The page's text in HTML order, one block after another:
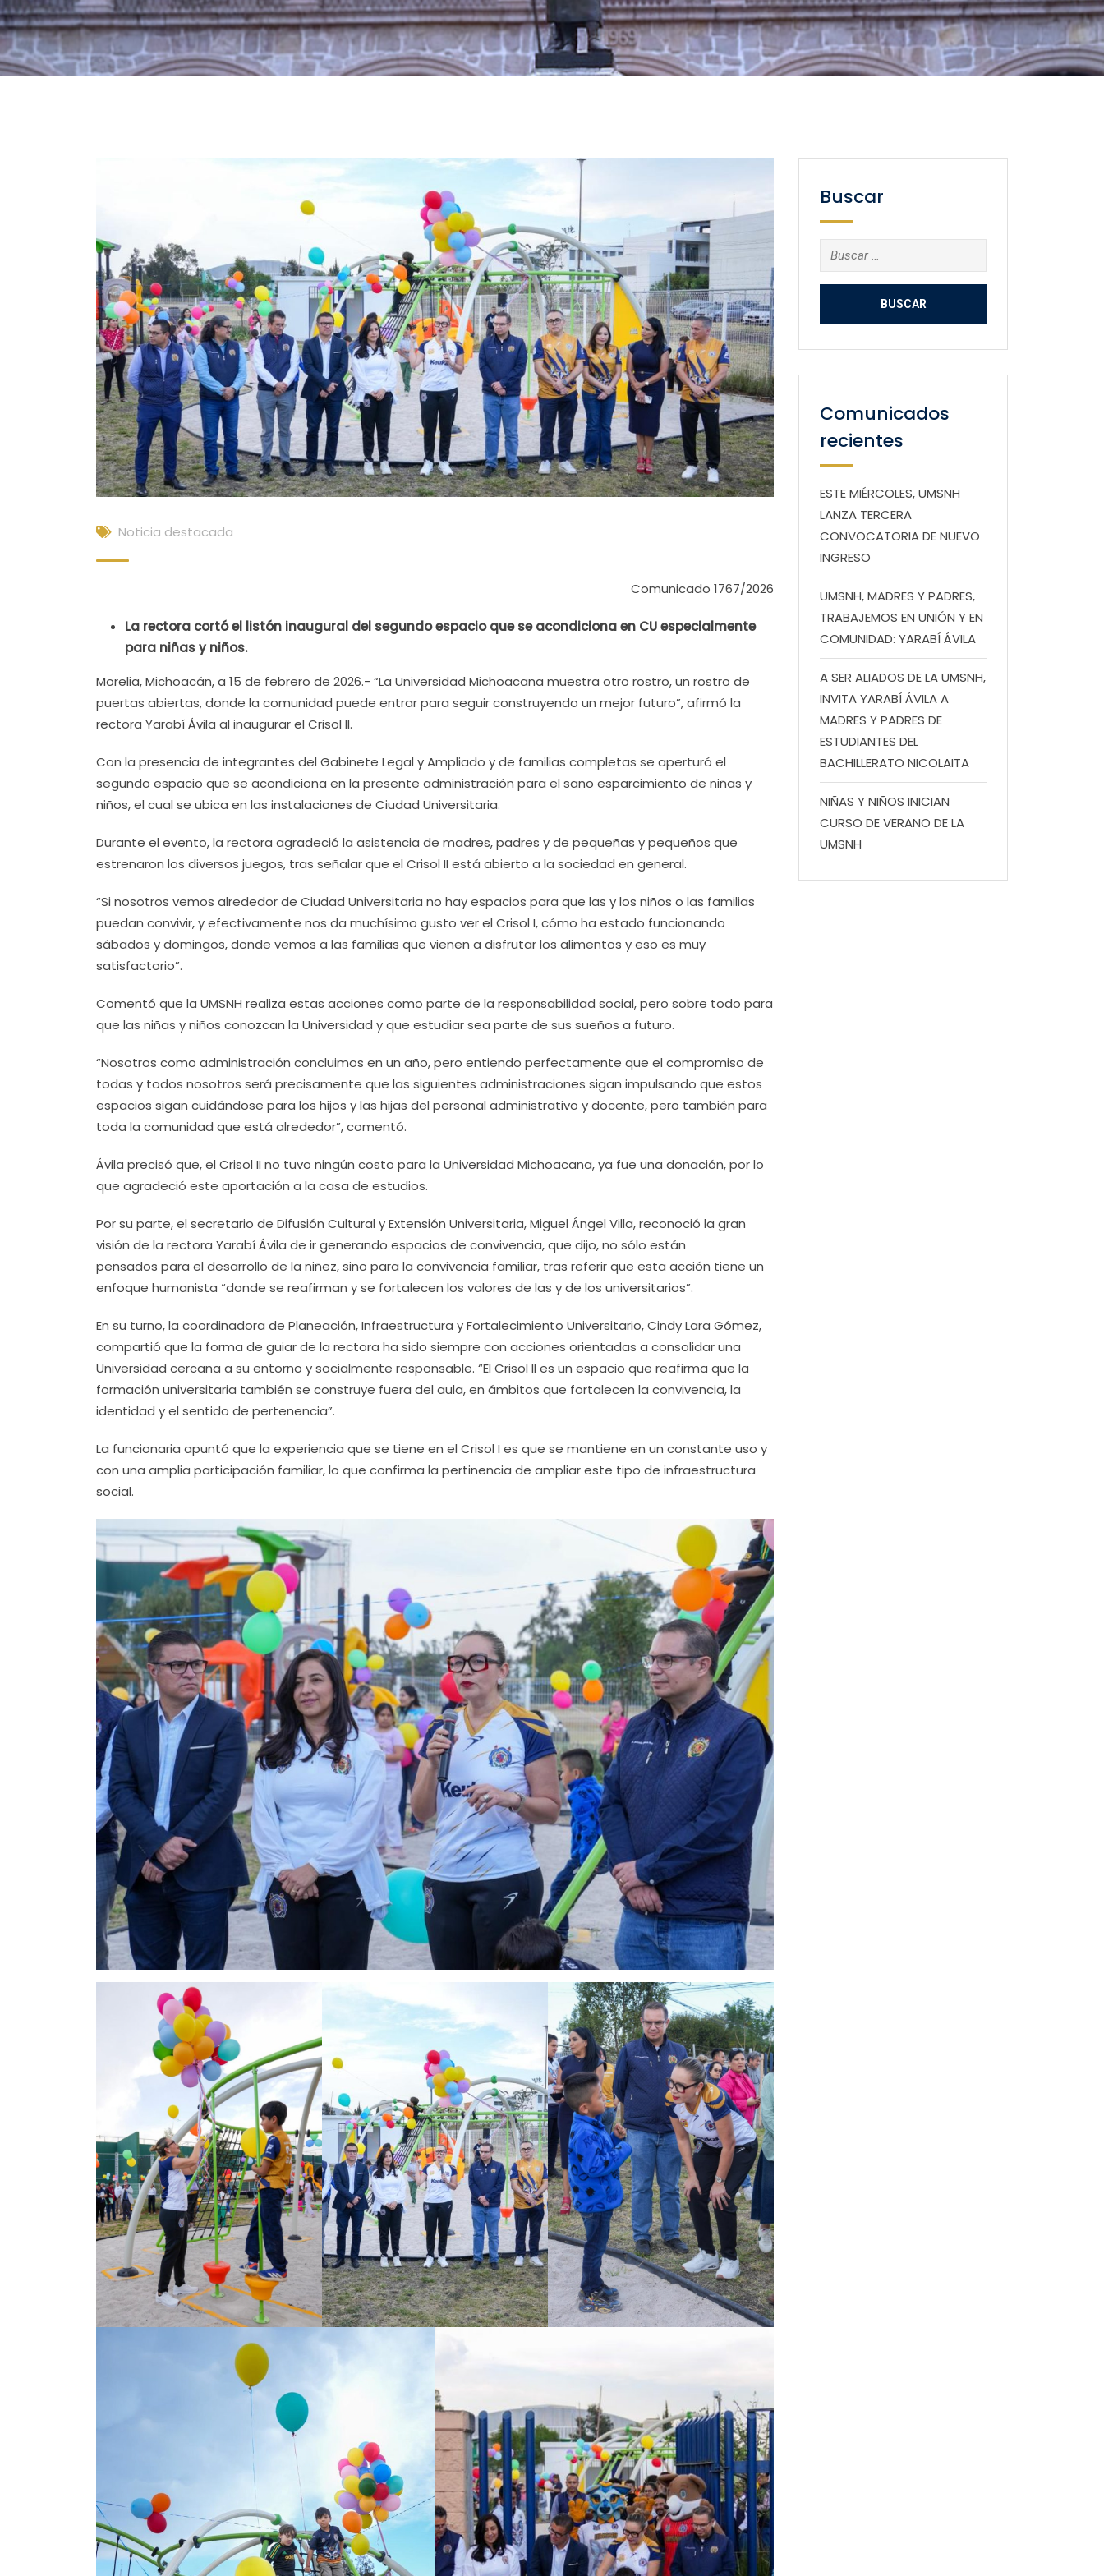
Noticia destacada
Comunicado 1767/2026
La rectora cortó el listón inaugural del segundo espacio que se acondiciona en CU especialmente
para niñas y niños.
Morelia, Michoacán, a 15 de febrero de 2026.- “La Universidad Michoacana muestra otro rostro, un rostro de
puertas abiertas, donde la comunidad puede entrar para seguir construyendo un mejor futuro”, afirmó la
rectora Yarabí Ávila al inaugurar el Crisol II.
Con la presencia de integrantes del Gabinete Legal y Ampliado y de familias completas se aperturó el
segundo espacio que se acondiciona en la presente administración para el sano esparcimiento de niñas y
niños, el cual se ubica en las instalaciones de Ciudad Universitaria.
Durante el evento, la rectora agradeció la asistencia de madres, padres y de pequeñas y pequeños que
estrenaron los diversos juegos, tras señalar que el Crisol II está abierto a la sociedad en general.
“Si nosotros vemos alrededor de Ciudad Universitaria no hay espacios para que las y los niños o las familias
puedan convivir, y efectivamente nos da muchísimo gusto ver el Crisol I, cómo ha estado funcionando
sábados y domingos, donde vemos a las familias que vienen a disfrutar los alimentos y eso es muy
satisfactorio”.
Comentó que la UMSNH realiza estas acciones como parte de la responsabilidad social, pero sobre todo para
que las niñas y niños conozcan la Universidad y que estudiar sea parte de sus sueños a futuro.
“Nosotros como administración concluimos en un año, pero entiendo perfectamente que el compromiso de
todas y todos nosotros será precisamente que las siguientes administraciones sigan impulsando que estos
espacios sigan cuidándose para los hijos y las hijas del personal administrativo y docente, pero también para
toda la comunidad que está alrededor”, comentó.
Ávila precisó que, el Crisol II no tuvo ningún costo para la Universidad Michoacana, ya fue una donación, por lo
que agradeció este aportación a la casa de estudios.
Por su parte, el secretario de Difusión Cultural y Extensión Universitaria, Miguel Ángel Villa, reconoció la gran
visión de la rectora Yarabí Ávila de ir generando espacios de convivencia, que dijo, no sólo están
pensados para el desarrollo de la niñez, sino para la convivencia familiar, tras referir que esta acción tiene un
enfoque humanista “donde se reafirman y se fortalecen los valores de las y de los universitarios”.
En su turno, la coordinadora de Planeación, Infraestructura y Fortalecimiento Universitario, Cindy Lara Gómez,
compartió que la forma de guiar de la rectora ha sido siempre con acciones orientadas a consolidar una
Universidad cercana a su entorno y socialmente responsable. “El Crisol II es un espacio que reafirma que la
formación universitaria también se construye fuera del aula, en ámbitos que fortalecen la convivencia, la
identidad y el sentido de pertenencia”.
La funcionaria apuntó que la experiencia que se tiene en el Crisol I es que se mantiene en un constante uso y
con una amplia participación familiar, lo que confirma la pertinencia de ampliar este tipo de infraestructura
social.
Buscar
Buscar:
Comunicados
recientes
ESTE MIÉRCOLES, UMSNH
LANZA TERCERA
CONVOCATORIA DE NUEVO
INGRESO
UMSNH, MADRES Y PADRES,
TRABAJEMOS EN UNIÓN Y EN
COMUNIDAD: YARABÍ ÁVILA
A SER ALIADOS DE LA UMSNH,
INVITA YARABÍ ÁVILA A
MADRES Y PADRES DE
ESTUDIANTES DEL
BACHILLERATO NICOLAITA
NIÑAS Y NIÑOS INICIAN
CURSO DE VERANO DE LA
UMSNH